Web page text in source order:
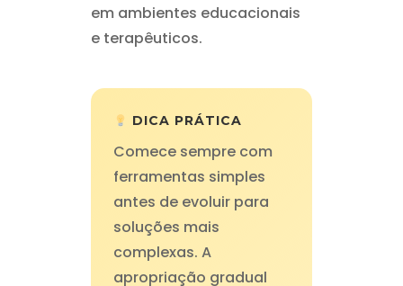
em ambientes educacionais
e terapêuticos.
DICA PRÁTICA
Comece sempre com
ferramentas simples
antes de evoluir para
soluções mais
complexas. A
apropriação gradual